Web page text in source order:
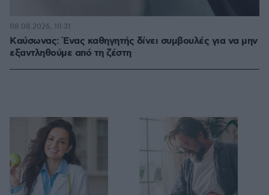
Kαύσωνας: Ένας καθηγητής δίνει συμβουλές για να μην
εξαντληθούμε από τη ζέστη
08.08.2026, 10:31